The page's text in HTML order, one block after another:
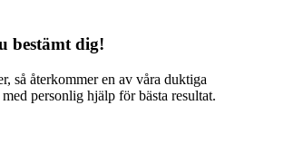
bestämt dig!
så återkommer en av våra duktiga
personlig hjälp för bästa resultat.